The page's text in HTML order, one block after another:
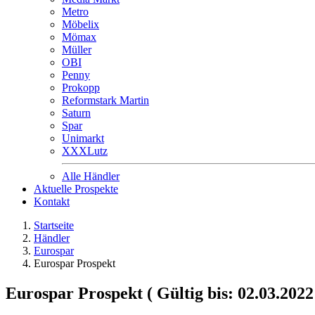
Metro
Möbelix
Mömax
Müller
OBI
Penny
Prokopp
Reformstark Martin
Saturn
Spar
Unimarkt
XXXLutz
Alle Händler
Aktuelle Prospekte
Kontakt
Startseite
Händler
Eurospar
Eurospar Prospekt
Eurospar Prospekt ( Gültig bis: